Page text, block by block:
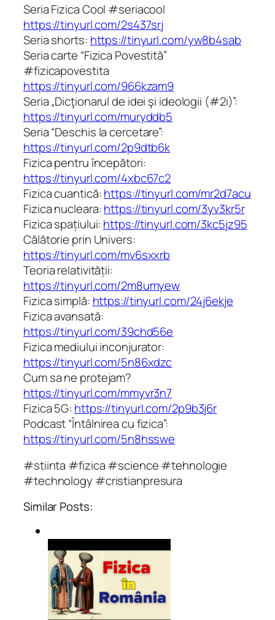
Seria Fizica Cool #seriacool
https://tinyurl.com/2s437srj
Seria shorts: https://tinyurl.com/yw8b4sab
Seria carte “Fizica Povestită”
#fizicapovestita
https://tinyurl.com/966kzam9
Seria „Dicţionarul de idei şi ideologii (#2i)”:
https://tinyurl.com/muryddb5
Seria “Deschis la cercetare”:
https://tinyurl.com/2p9dtb6k
Fizica pentru începători:
https://tinyurl.com/4xbc67c2
Fizica cuantică:https://tinyurl.com/mr2d7acu
Fizica nucleara:https://tinyurl.com/3yv3kr5r
Fizica spațiului: https://tinyurl.com/3kc5jz95
Călătorie prin Univers:
https://tinyurl.com/mv6sxxrb
Teoria relativității:
https://tinyurl.com/2m8umyew
Fizica simplă: https://tinyurl.com/24j6ekje
Fizica avansată:
https://tinyurl.com/39chd56e
Fizica mediului inconjurator:
https://tinyurl.com/5n86xdzc
Cum sa ne protejam?
https://tinyurl.com/mmyvr3n7
Fizica 5G: https://tinyurl.com/2p9b3j6r
Podcast “Întâlnirea cu fizica”:
https://tinyurl.com/5n8hsswe
#stiinta #fizica #science #tehnologie
#technology #cristianpresura
Similar Posts: